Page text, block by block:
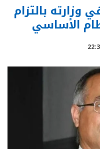
بالتزام
الأساسي